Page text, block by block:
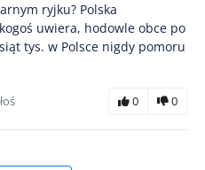
ryjku? Polska
uwiera, hodowle obce po
tys. w Polsce nigdy pomoru
0 0